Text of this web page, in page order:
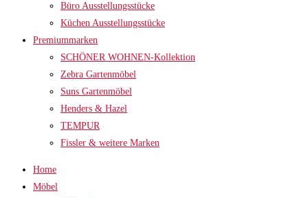
Büro Ausstellungsstücke
Küchen Ausstellungsstücke
Premiummarken
SCHÖNER WOHNEN-Kollektion
Zebra Gartenmöbel
Suns Gartenmöbel
Henders & Hazel
TEMPUR
Fissler & weitere Marken
Home
Möbel